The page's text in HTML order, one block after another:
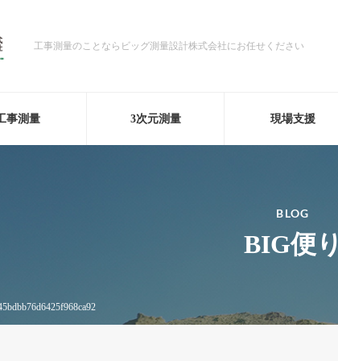
工事測量のことならビッグ測量設計株式会社にお任せください
事測量 3次元測量 現場支援
BLOG
BIG便り